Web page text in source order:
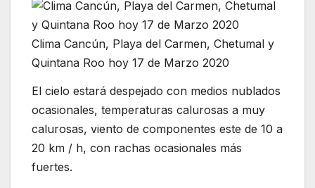
Clima Cancún, Playa del Carmen, Chetumal y
Quintana Roo hoy 17 de Marzo 2020
El cielo estará despejado con medios nublados
ocasionales, temperaturas calurosas a muy
calurosas, viento de componentes este de 10 a
20 km / h, con rachas ocasionales más
fuertes.